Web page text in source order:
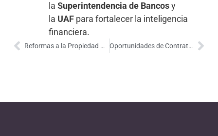
la Superintendencia de Bancosy
la UAF para fortalecer la inteligencia
financiera.
Reformas a la Propiedad Horizontal en Panamá: Inclusión y Derechos para Residentes Oportunidades de Contratación Pública en Panamá: Ventajas y Requisitos Clave